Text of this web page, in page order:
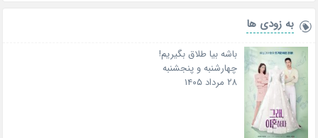
به زودی ها
باشه بیا طلاق بگیریم!
چهارشنبه و پنجشنبه
۲۸ مرداد ۱۴۰۵